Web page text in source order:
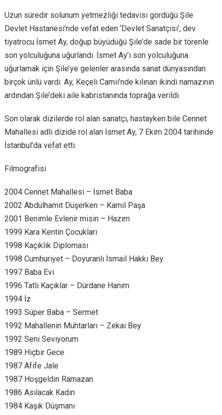
Uzun süredir solunum yetmezliği tedavisi gördüğü Şile
Devlet Hastanesi’nde vefat eden ‘Devlet Sanatçısı’, dev
tiyatrocu İsmet Ay, doğup büyüdüğü Şile’de sade bir törenle
son yolculuğuna uğurlandı. İsmet Ay’ı son yolculuğuna
uğurlamak için Şile’ye gelenler arasında sanat dünyasından
birçok ünlü vardı. Ay, Keçeli Camii’nde kılınan ikindi namazının
ardından Şile’deki aile kabristanında toprağa verildi.
Son olarak dizilerde rol alan sanatçı, hastayken bile Cennet
Mahallesi adlı dizide rol alan İsmet Ay, 7 Ekim 2004 tarihinde
İstanbul’da vefat etti.
Filmografisi
2004 Cennet Mahallesi – İsmet Baba
2002 Abdülhamit Düşerken – Kamil Paşa
2001 Benimle Evlenir misin – Hazım
1999 Kara Kentin Çocukları
1998 Kaçıklık Diploması
1998 Cumhuriyet – Doyuranlı İsmail Hakkı Bey
1997 Baba Evi
1996 Tatlı Kaçıklar – Dürdane Hanım
1994 İz
1993 Süper Baba – Sermet
1992 Mahallenin Muhtarları – Zekai Bey
1992 Seni Seviyorum
1989 Hiçbir Gece
1987 Afife Jale
1987 Hoşgeldin Ramazan
1986 Asılacak Kadın
1984 Kaşık Düşmanı